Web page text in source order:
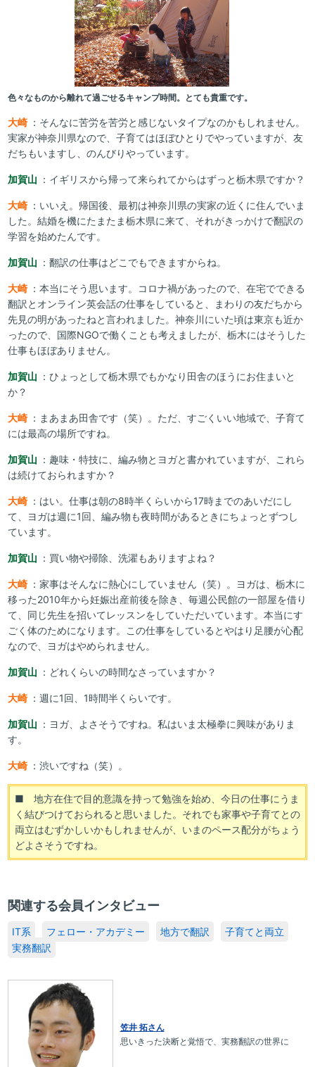
色々なものから離れて過ごせるキャンプ時間。とても貴重です。
大崎 ：そんなに苦労を苦労と感じないタイプなのかもしれません。
実家が神奈川県なので、子育てはほぼひとりでやっていますが、友
だちもいますし、のんびりやっています。
加賀山 ：イギリスから帰って来られてからはずっと栃木県ですか？
大崎 ：いいえ。帰国後、最初は神奈川県の実家の近くに住んでいま
した。結婚を機にたまたま栃木県に来て、それがきっかけで翻訳の
学習を始めたんです。
加賀山 ：翻訳の仕事はどこでもできますからね。
大崎 ：本当にそう思います。コロナ禍があったので、在宅でできる
翻訳とオンライン英会話の仕事をしていると、まわりの友だちから
先見の明があったねと言われました。神奈川にいた頃は東京も近か
ったので、国際NGOで働くことも考えましたが、栃木にはそうした
仕事もほぼありません。
加賀山 ：ひょっとして栃木県でもかなり田舎のほうにお住まいと
か？
大崎 ：まあまあ田舎です（笑）。ただ、すごくいい地域で、子育て
には最高の場所ですね。
加賀山 ：趣味・特技に、編み物とヨガと書かれていますが、これら
は続けておられますか？
大崎 ：はい。仕事は朝の8時半くらいから17時までのあいだにし
て、ヨガは週に1回、編み物も夜時間があるときにちょっとずつし
ています。
加賀山 ：買い物や掃除、洗濯もありますよね？
大崎 ：家事はそんなに熱心にしていません（笑）。ヨガは、栃木に
移った2010年から妊娠出産前後を除き、毎週公民館の一部屋を借り
て、同じ先生を招いてレッスンをしていただいています。本当にす
ごく体のためになります。この仕事をしているとやはり足腰が心配
なので、ヨガはやめられません。
加賀山 ：どれくらいの時間なさっていますか？
大崎 ：週に1回、1時間半くらいです。
加賀山 ：ヨガ、よさそうですね。私はいま太極拳に興味がありま
す。
大崎 ：渋いですね（笑）。
■ 地方在住で目的意識を持って勉強を始め、今日の仕事にうま
く結びつけておられると思いました。それでも家事や子育てとの
両立はむずかしいかもしれませんが、いまのペース配分がちょう
どよさそうですね。
関連する会員インタビュー
IT系 フェロー・アカデミー 地方で翻訳
子育てと両立
実務翻訳
笠井 拓さん
思いきった決断と覚悟で、実務翻訳の世界に